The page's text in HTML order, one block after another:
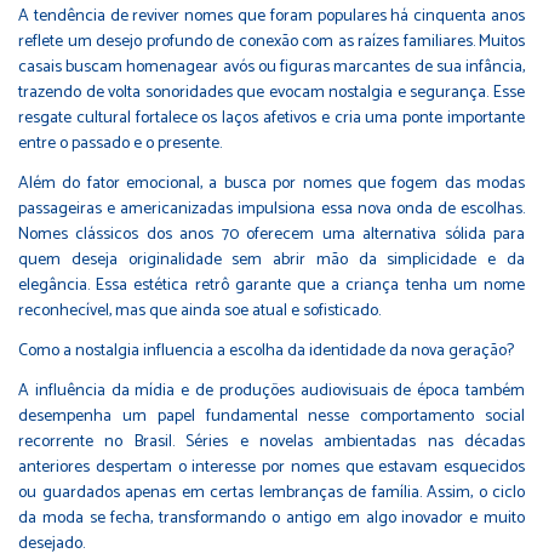
A tendência de reviver nomes que foram populares há cinquenta anos
reflete um desejo profundo de conexão com as raízes familiares. Muitos
casais buscam homenagear avós ou figuras marcantes de sua infância,
trazendo de volta sonoridades que evocam nostalgia e segurança. Esse
resgate cultural fortalece os laços afetivos e cria uma ponte importante
entre o passado e o presente.
Além do fator emocional, a busca por nomes que fogem das modas
passageiras e americanizadas impulsiona essa nova onda de escolhas.
Nomes clássicos dos anos 70 oferecem uma alternativa sólida para
quem deseja originalidade sem abrir mão da simplicidade e da
elegância. Essa estética retrô garante que a criança tenha um nome
reconhecível, mas que ainda soe atual e sofisticado.
Como a nostalgia influencia a escolha da identidade da nova geração?
A influência da mídia e de produções audiovisuais de época também
desempenha um papel fundamental nesse comportamento social
recorrente no Brasil. Séries e novelas ambientadas nas décadas
anteriores despertam o interesse por nomes que estavam esquecidos
ou guardados apenas em certas lembranças de família. Assim, o ciclo
da moda se fecha, transformando o antigo em algo inovador e muito
desejado.